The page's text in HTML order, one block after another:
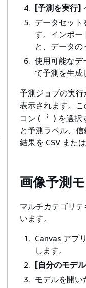
[予測を実行]
データセット
す。インポー
と、データの
使用可能なデ
て予測を生成
予測ジョブの実行
表示されます。こ
コン (
) を選択
と予測ラベル、
結果を CSV また
画像予測
マルチカテゴリ
います。
Canvas アプ
します。
[自分のモデ
モデルを開い